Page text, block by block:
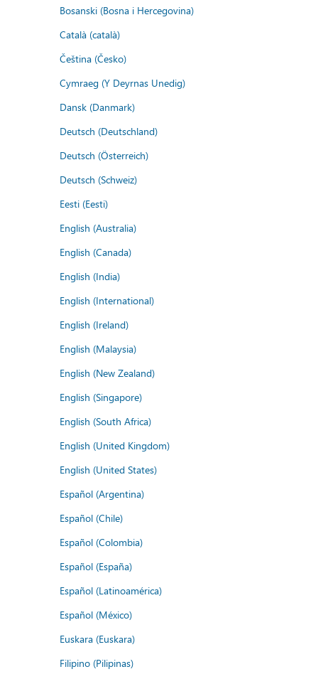
Bosanski (Bosna i Hercegovina)
Català (català)
Čeština (Česko)
Cymraeg (Y Deyrnas Unedig)
Dansk (Danmark)
Deutsch (Deutschland)
Deutsch (Österreich)
Deutsch (Schweiz)
Eesti (Eesti)
English (Australia)
English (Canada)
English (India)
English (International)
English (Ireland)
English (Malaysia)
English (New Zealand)
English (Singapore)
English (South Africa)
English (United Kingdom)
English (United States)
Español (Argentina)
Español (Chile)
Español (Colombia)
Español (España)
Español (Latinoamérica)
Español (México)
Euskara (Euskara)
Filipino (Pilipinas)